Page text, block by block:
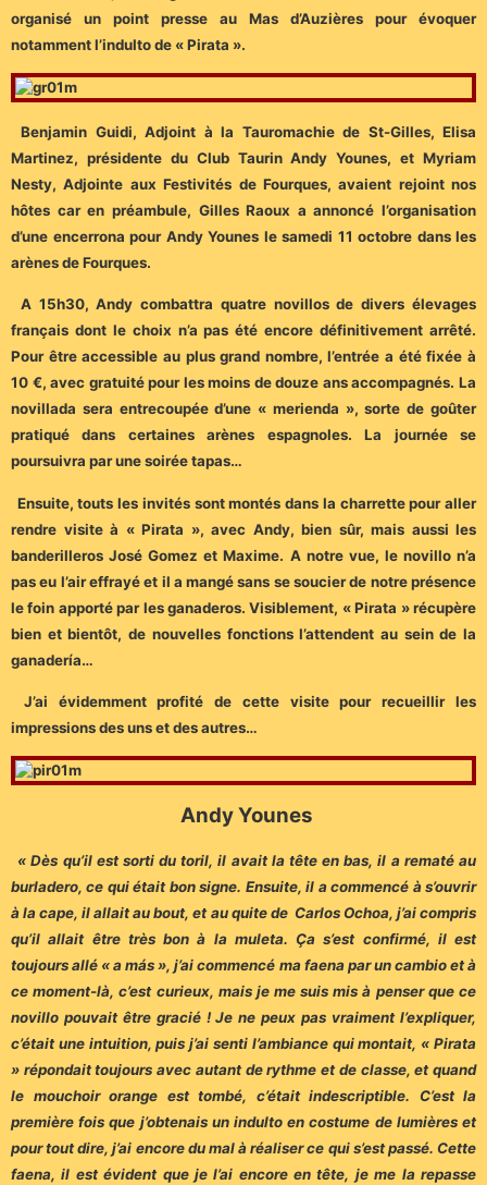
organisé un point presse au Mas d’Auzières pour évoquer
notamment l’indulto de « Pirata ».
Benjamin Guidi, Adjoint à la Tauromachie de St-Gilles, Elisa
Martinez, présidente du Club Taurin Andy Younes, et Myriam
Nesty, Adjointe aux Festivités de Fourques, avaient rejoint nos
hôtes car en préambule, Gilles Raoux a annoncé l’organisation
d’une encerrona pour Andy Younes le samedi 11 octobre dans les
arènes de Fourques.
A 15h30, Andy combattra quatre novillos de divers élevages
français dont le choix n’a pas été encore définitivement arrêté.
Pour être accessible au plus grand nombre, l’entrée a été fixée à
10 €, avec gratuité pour les moins de douze ans accompagnés. La
novillada sera entrecoupée d’une « merienda », sorte de goûter
pratiqué dans certaines arènes espagnoles. La journée se
poursuivra par une soirée tapas…
Ensuite, touts les invités sont montés dans la charrette pour aller
rendre visite à « Pirata », avec Andy, bien sûr, mais aussi les
banderilleros José Gomez et Maxime. A notre vue, le novillo n’a
pas eu l’air effrayé et il a mangé sans se soucier de notre présence
le foin apporté par les ganaderos. Visiblement, « Pirata » récupère
bien et bientôt, de nouvelles fonctions l’attendent au sein de la
ganadería…
J’ai évidemment profité de cette visite pour recueillir les
impressions des uns et des autres…
Andy Younes
« Dès qu’il est sorti du toril, il avait la tête en bas, il a rematé au
burladero, ce qui était bon signe. Ensuite, il a commencé à s’ouvrir
à la cape, il allait au bout, et au quite de Carlos Ochoa, j’ai compris
qu’il allait être très bon à la muleta. Ça s’est confirmé, il est
toujours allé « a más », j’ai commencé ma faena par un cambio et à
ce moment-là, c’est curieux, mais je me suis mis à penser que ce
novillo pouvait être gracié ! Je ne peux pas vraiment l’expliquer,
c’était une intuition, puis j’ai senti l’ambiance qui montait, « Pirata
» répondait toujours avec autant de rythme et de classe, et quand
le mouchoir orange est tombé, c’était indescriptible. C’est la
première fois que j’obtenais un indulto en costume de lumières et
pour tout dire, j’ai encore du mal à réaliser ce qui s’est passé. Cette
faena, il est évident que je l’ai encore en tête, je me la repasse